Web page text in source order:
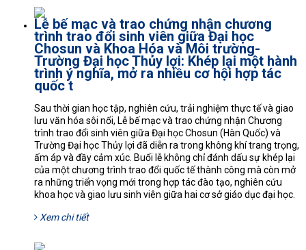
Lễ bế mạc và trao chứng nhận chương
trình trao đổi sinh viên giữa Đại học
Chosun và Khoa Hóa và Môi trường-
Trường Đại học Thủy lợi: Khép lại một hành
trình ý nghĩa, mở ra nhiều cơ hội hợp tác
quốc t
Sau thời gian học tập, nghiên cứu, trải nghiệm thực tế và giao
lưu văn hóa sôi nổi, Lễ bế mạc và trao chứng nhận Chương
trình trao đổi sinh viên giữa Đại học Chosun (Hàn Quốc) và
Trường Đại học Thủy lợi đã diễn ra trong không khí trang trọng,
ấm áp và đầy cảm xúc. Buổi lễ không chỉ đánh dấu sự khép lại
của một chương trình trao đổi quốc tế thành công mà còn mở
ra những triển vọng mới trong hợp tác đào tạo, nghiên cứu
khoa học và giao lưu sinh viên giữa hai cơ sở giáo dục đại học.
Xem chi tiết